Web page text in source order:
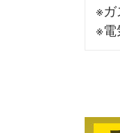
※
※